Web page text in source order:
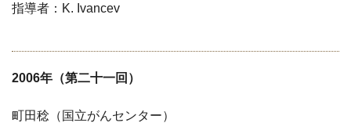
指導者：K. Ivancev
2006年（第二十一回）
町田稔（国立がんセンター）